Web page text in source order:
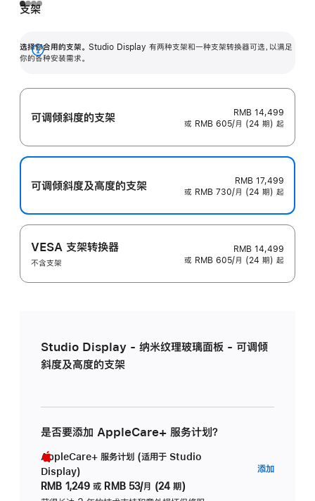
支架
选择你合用的支架。 Studio Display 有两种支架和一种支架转换器可选，以满足
你的各种安装需求。
展
可调倾斜度的支架
RMB 14,499
或 RMB 605/月 (24 期) 起
可调倾斜度及高‍度的支‍架
RMB 17,499
或 RMB 730/月 (24 期) 起
VESA 支架转换器
不含支架
RMB 14,499
或 RMB 605/月 (24 期) 起
Studio Display - 纳米纹理玻璃面板 - 可调倾
斜度及高度的支架
是否要添加 AppleCare+ 服务计划？
AppleCare+ 服务计划 (适用于 Studio
Display)
RMB 1,249 或 RMB 53/月 (24 期)
添加